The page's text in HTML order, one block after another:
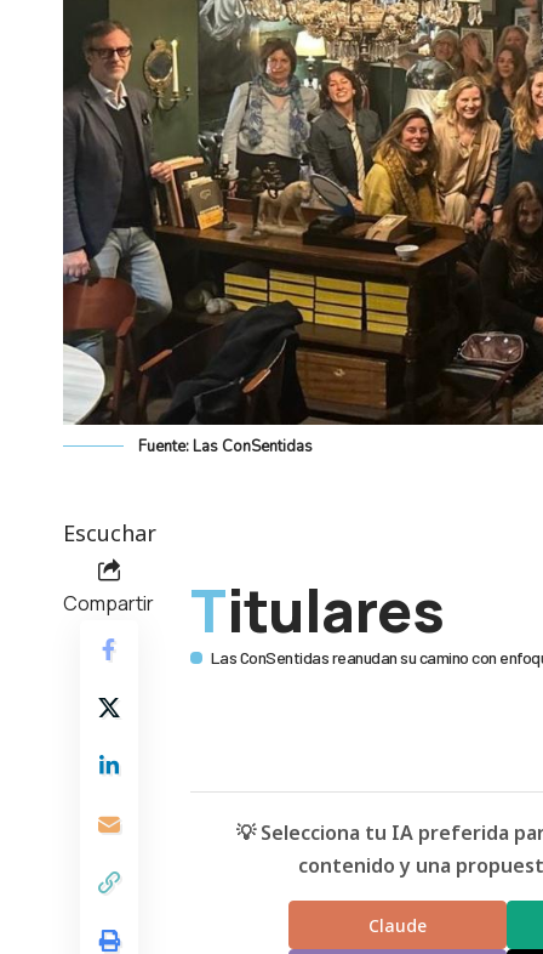
Fuente: Las ConSentidas
Escuchar
Compartir Titulares
Las ConSentidas reanudan su camino con
💡 Selecciona tu IA preferida
contenido y una
Claude